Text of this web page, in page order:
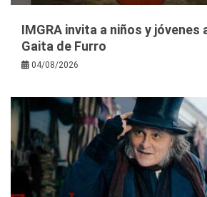
IMGRA invita a niños y
Gaita de Furro
04/08/2026